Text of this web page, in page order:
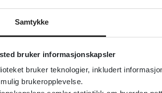
Samtykke
bruker informasjonskapsler
bruker teknologier, inkludert
brukeropplevelse.
Lovdata
Detaljer